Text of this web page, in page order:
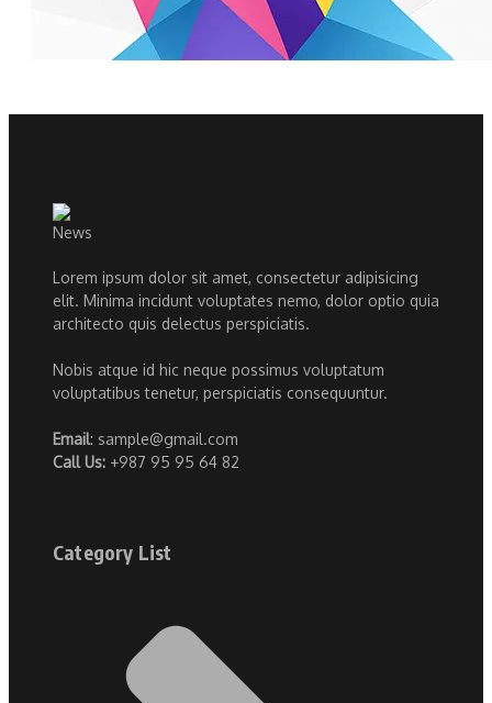
Lorem ipsum dolor sit amet, consectetur adipisicing
elit. Minima incidunt voluptates nemo, dolor optio quia
architecto quis delectus perspiciatis.
Nobis atque id hic neque possimus voluptatum
voluptatibus tenetur, perspiciatis consequuntur.
Email: sample@gmail.com
Call Us: +987 95 95 64 82
Category List